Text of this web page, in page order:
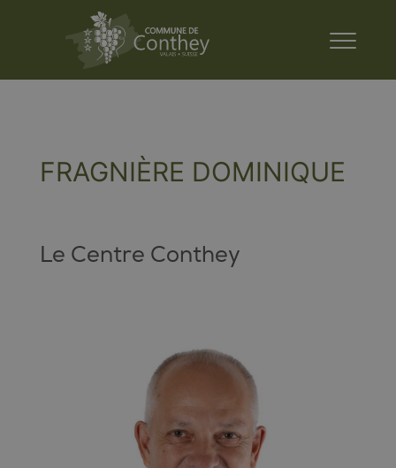
FRAGNIÈRE DOMINIQUE
Le Centre Conthey